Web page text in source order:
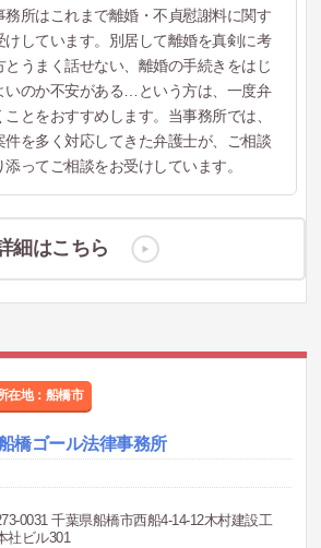
務所はこれまで離婚・不貞慰謝料に関す
けしています。別居して離婚を真剣に考
とうまく話せない、離婚の手続きをはじ
いのか不安がある…という方は、一度弁
とをおすすめします。当事務所では、
件を多く対応してきた弁護士が、ご相談
ってご相談をお受けしています。
細はこちら
在地：船橋市
橋ゴール法律事務所
0031 千葉県船橋市西船4-14-12木村建設工
社ビル301